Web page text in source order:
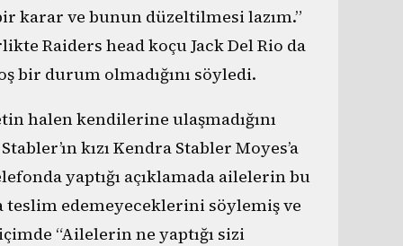
karar ve bunun düzeltilmesi lazım.”
Raiders head koçu Jack Del Rio da
bir durum olmadığını söyledi.
halen kendilerine ulaşmadığını
kızı Kendra Stabler Moyes’a
yaptığı açıklamada ailelerin bu
teslim edemeyeceklerini söylemiş ve
“Ailelerin ne yaptığı sizi